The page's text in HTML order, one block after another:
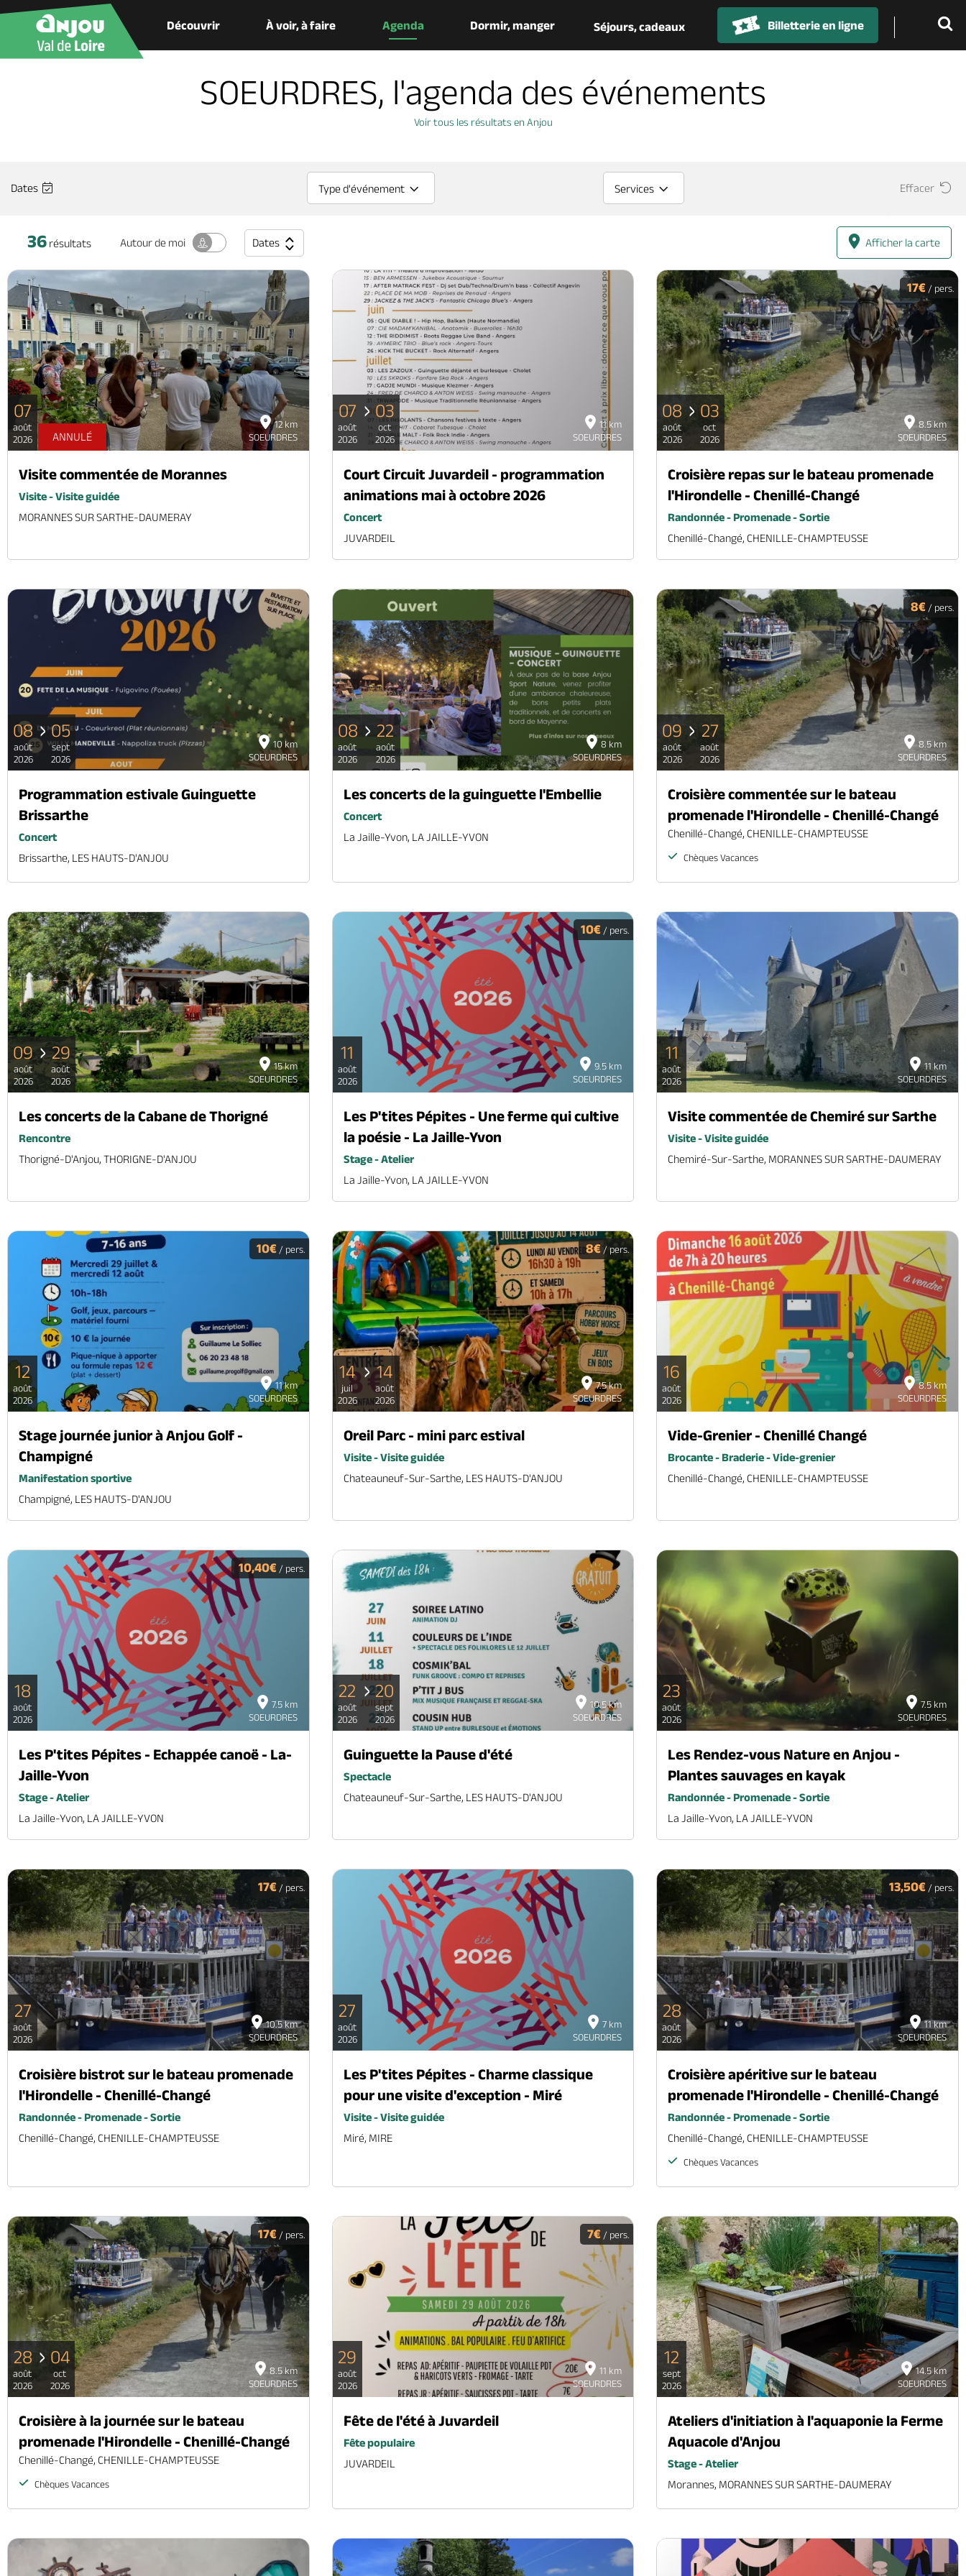
Découvrir À voir, à faire Agenda Dormir, manger Séjours, cadeaux Billetterie en ligne
SOEURDRES, l'agenda des événements
Voir tous les résultats en Anjou
Dates Type d'événement Services Effacer
36 résultats Autourde moi Dates Afficher la carte
12 km
SOEURDRES
07
août
2026
ANNULÉ
Visite commentée de Morannes
Visite - Visite guidée
MORANNES SUR SARTHE-DAUMERAY
11 km
SOEURDRES
07
août
2026
03
oct
2026
Court Circuit Juvardeil - programmation
animations mai à octobre 2026
Concert
JUVARDEIL
8.5 km
SOEURDRES
17€/ pers.
08
août
2026
03
oct
2026
Croisière repas sur le bateau promenade
l'Hirondelle - Chenillé-Changé
Randonnée - Promenade - Sortie
Chenillé-Changé, CHENILLE-CHAMPTEUSSE
10 km
SOEURDRES
08
août
2026
05
sept
2026
Programmation estivale Guinguette
Brissarthe
Concert
Brissarthe, LES HAUTS-D'ANJOU
8 km
SOEURDRES
08
août
2026
22
août
2026
Les concerts de la guinguette l'Embellie
Concert
La Jaille-Yvon, LA JAILLE-YVON
8.5 km
SOEURDRES
8€/ pers.
09
août
2026
27
août
2026
Croisière commentée sur le bateau
promenade l'Hirondelle - Chenillé-Changé
Chenillé-Changé, CHENILLE-CHAMPTEUSSE
Chèques Vacances
15 km
SOEURDRES
09
août
2026
29
août
2026
Les concerts de la Cabane de Thorigné
Rencontre
Thorigné-D'Anjou, THORIGNE-D'ANJOU
9.5 km
SOEURDRES
10€ / pers.
11
août
2026
Les P'tites Pépites - Une ferme qui cultive
la poésie - La Jaille-Yvon
Stage - Atelier
La Jaille-Yvon, LA JAILLE-YVON
11 km
SOEURDRES
11
août
2026
Visite commentée de Chemiré sur Sarthe
Visite - Visite guidée
Chemiré-Sur-Sarthe, MORANNES SUR SARTHE-DAUMERAY
11 km
SOEURDRES
10€/ pers.
12
août
2026
Stage journée junior à Anjou Golf -
Champigné
Manifestation sportive
Champigné, LES HAUTS-D'ANJOU
7.5 km
SOEURDRES
8€/ pers.
14
juil
2026
14
août
2026
Oreil Parc - mini parc estival
Visite - Visite guidée
Chateauneuf-Sur-Sarthe, LES HAUTS-D'ANJOU
8.5 km
SOEURDRES
16
août
2026
Vide-Grenier - Chenillé Changé
Brocante - Braderie - Vide-grenier
Chenillé-Changé, CHENILLE-CHAMPTEUSSE
7.5 km
SOEURDRES
10,40€/ pers.
18
août
2026
Les P'tites Pépites - Echappée canoë - La-
Jaille-Yvon
Stage - Atelier
La Jaille-Yvon, LA JAILLE-YVON
10.5 km
SOEURDRES
22
août
2026
20
sept
2026
Guinguette la Pause d'été
Spectacle
Chateauneuf-Sur-Sarthe, LES HAUTS-D'ANJOU
7.5 km
SOEURDRES
23
août
2026
Les Rendez-vous Nature en Anjou -
Plantes sauvages en kayak
Randonnée - Promenade - Sortie
La Jaille-Yvon, LA JAILLE-YVON
10.5 km
SOEURDRES
17€/ pers.
27
août
2026
Croisière bistrot sur le bateau promenade
l'Hirondelle - Chenillé-Changé
Randonnée - Promenade - Sortie
Chenillé-Changé, CHENILLE-CHAMPTEUSSE
7 km
SOEURDRES
27
août
2026
Les P'tites Pépites - Charme classique
pour une visite d'exception - Miré
Visite - Visite guidée
Miré, MIRE
11 km
SOEURDRES
13,50€/ pers.
28
août
2026
Croisière apéritive sur le bateau
promenade l'Hirondelle - Chenillé-Changé
Randonnée - Promenade - Sortie
Chenillé-Changé, CHENILLE-CHAMPTEUSSE
Chèques Vacances
8.5 km
SOEURDRES
17€/ pers.
28
août
2026
04
oct
2026
Croisière à la journée sur le bateau
promenade l'Hirondelle - Chenillé-Changé
Chenillé-Changé, CHENILLE-CHAMPTEUSSE
Chèques Vacances
11 km
SOEURDRES
7€ / pers.
29
août
2026
Fête de l'été à Juvardeil
Fête populaire
JUVARDEIL
14.5 km
SOEURDRES
12
sept
2026
Ateliers d'initiation à l'aquaponie la Ferme
Aquacole d'Anjou
Stage - Atelier
Morannes, MORANNES SUR SARTHE-DAUMERAY